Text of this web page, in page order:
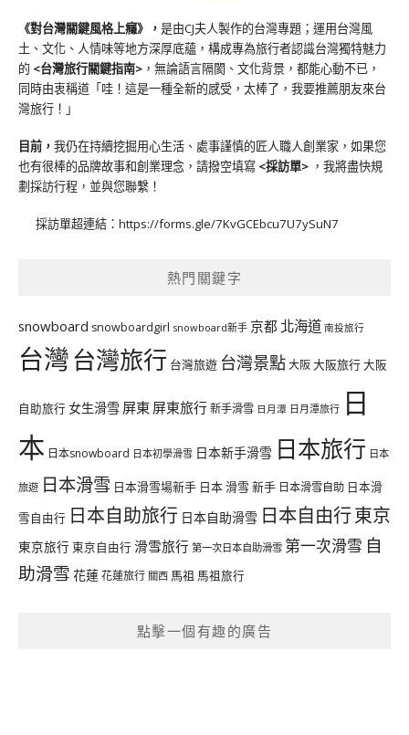
《對台灣關鍵風格上癮》 ， 是由CJ夫人製作的台灣專題；運用台灣風
土、文化、人情味等地方深厚底蘊，構成專為旅行者認識台灣獨特魅力
的 <台灣旅行關鍵指南> ，無論語言隔閡、文化背景，都能心動不已，
同時由衷稱道「哇！這是一種全新的感受，太棒了，我要推薦朋友來台
灣旅行！」
目前， 我仍在持續挖掘用心生活、處事謹慎的匠人職人創業家，如果您
也有很棒的品牌故事和創業理念，請撥空填寫 <採訪單> ，我將盡快規
劃採訪行程，並與您聯繫！
採訪單超連結： https://forms.gle/7KvGCEbcu7U7ySuN7
熱門關鍵字
snowboard snowboardgirl snowboard新手 京都 北海道 南投旅行
台灣台灣旅行 台灣旅遊 台灣景點大阪大阪旅行大阪
自助旅行 女生滑雪 屏東 屏東旅行新手滑雪 日月潭 日月潭旅行 日
本 日本snowboard 日本初學滑雪 日本新手滑雪 日本旅行 日本
旅遊 日本滑雪 日本滑雪場新手 日本 滑雪 新手 日本滑雪自助 日本滑
雪自由行 日本自助旅行 日本自助滑雪 日本自由行東京
東京旅行 東京自由行 滑雪旅行 第一次日本自助滑雪 第一次滑雪 自
助滑雪 花蓮花蓮旅行 關西 馬祖 馬祖旅行
點擊一個有趣的廣告